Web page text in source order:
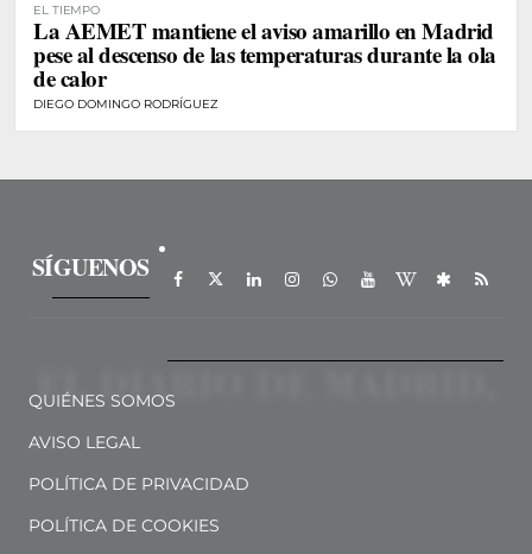
EL TIEMPO
La AEMET mantiene el aviso amarillo en Madrid
pese al descenso de las temperaturas durante la ola
de calor
DIEGO DOMINGO RODRÍGUEZ
SÍGUENOS
QUIÉNES SOMOS
AVISO LEGAL
POLÍTICA DE PRIVACIDAD
POLÍTICA DE COOKIES